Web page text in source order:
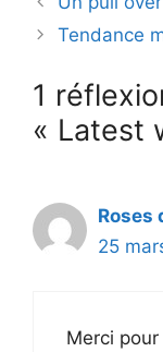
Tendance
1
« Latest
Roses
25
Merci